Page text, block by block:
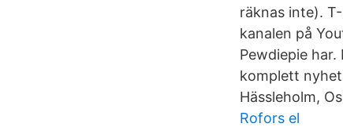
räknas inte).
kanalen på
Pewdiepie
komplett
Hässleholm,
Rofors el